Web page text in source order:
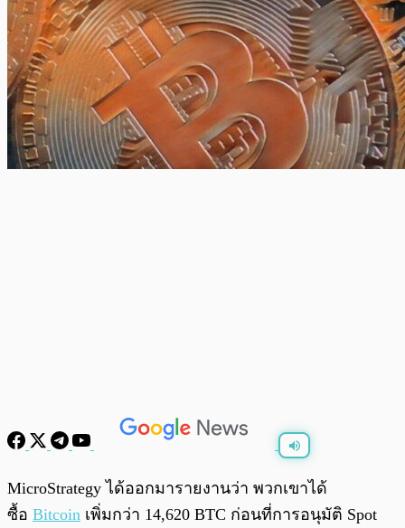
0:00/
MicroStrategy ได้ออกมารายงานว่า พวกเขาได้
ซื้อ Bitcoin เพิ่มกว่า 14,620 BTC ก่อนที่การอนุมัติ Spot